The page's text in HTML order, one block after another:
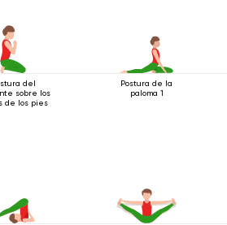
del
sobre los
de los pies
Postura de la
paloma 1